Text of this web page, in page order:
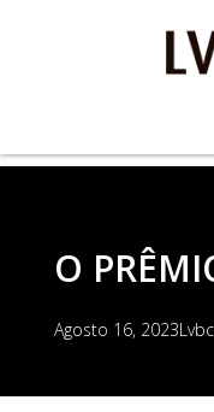
O
Agosto 16, 2023